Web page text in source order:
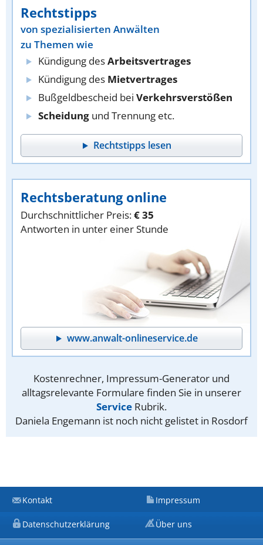
Rechtstipps
von spezialisierten Anwälten
zu Themen wie
Kündigung desArbeitsvertrages
Kündigung des Mietvertrages
Bußgeldbescheid bei Verkehrsverstößen
Scheidung und Trennung etc.
Rechtstipps lesen
Rechtsberatung online
Durchschnittlicher Preis:€ 35
Antworten in unter einer Stunde
www.anwalt-onlineservice.de
Kostenrechner, Impressum-Generator und
alltagsrelevante Formulare finden Sie in unserer
Service Rubrik.
Daniela Engemann ist noch nicht gelistet in Rosdorf
Kontakt Impressum
Datenschutzerklärung Über uns